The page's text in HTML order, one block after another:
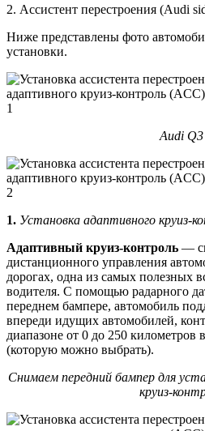
2. Ассистент перестроения (Audi
Ниже представлены фото
установки.
Audi Q3
1. Установка адаптивного круиз-
Адаптивный круиз-контроль —
дистанционного управления
дорогах, одна из самых полезных
водителя. С помощью радарного
переднем бампере, автомобиль
впереди идущих автомобилей,
диапазоне от 0 до 250 километров
(которую можно выбрать).
Снимаем передний бампер для
круиз-